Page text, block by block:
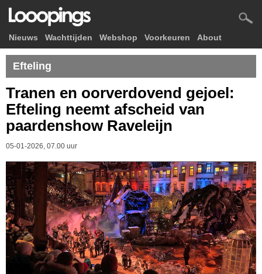
Nieuws Wachttijden Webshop Voorkeuren About
Efteling
Tranen en oorverdovend gejoel:
Efteling neemt afscheid van
paardenshow Raveleijn
05-01-2026, 07.00 uur